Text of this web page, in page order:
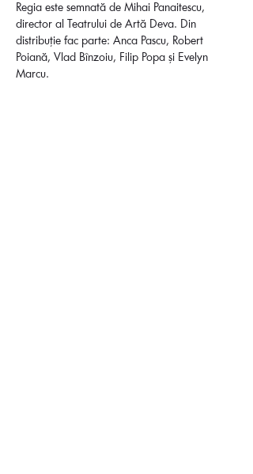
Regia este semnată de Mihai Panaitescu,
director al Teatrului de Artă Deva. Din
distribuție fac parte: Anca Pascu, Robert
Poiană, Vlad Bînzoiu, Filip Popa și Evelyn
Marcu.